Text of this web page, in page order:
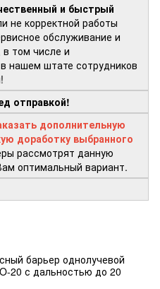
и быстрый
не корректной работы
обслуживание и
том числе и
в нашем штате сотрудников
отправкой!
дополнительную
доработку выбранного
рассмотрят данную
оптимальный вариант.
барьер однолучевой
20 с дальностью до 20